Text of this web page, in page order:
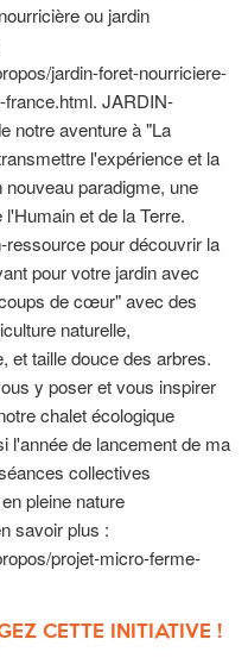
ou jardin
jardin-foret-nourriciere-
JARDIN-
notre aventure à "La
l'expérience et la
paradigme, une
et de la Terre.
ressource pour découvrir la
pour votre jardin avec
de cœur" avec des
naturelle,
et taille douce des arbres.
y poser et vous inspirer
chalet écologique
l'année de lancement de ma
collectives
pleine nature
savoir plus :
projet-micro-ferme-
CETTE INITIATIVE !